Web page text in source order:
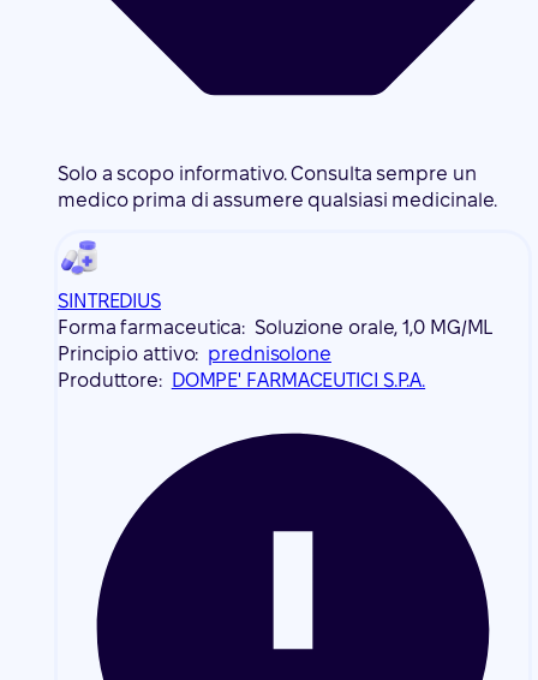
Solo a scopo informativo. Consulta sempre un
medico prima di assumere qualsiasi medicinale.
SINTREDIUS
Forma farmaceutica: Soluzione orale, 1,0 MG/ML
Principio attivo: prednisolone
Produttore: DOMPE' FARMACEUTICI S.P.A.